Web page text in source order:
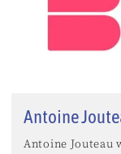
Antoine
Antoine Jouteau